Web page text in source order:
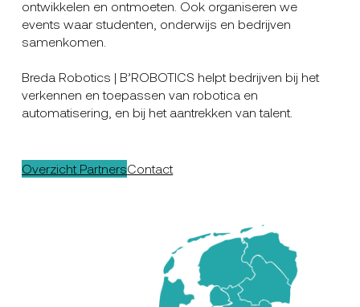
ontwikkelen en ontmoeten. Ook organiseren we
events waar studenten, onderwijs en bedrijven
samenkomen.
Breda Robotics | B’ROBOTICS helpt bedrijven bij het
verkennen en toepassen van robotica en
automatisering, en bij het aantrekken van talent.
Overzicht PartnersContact